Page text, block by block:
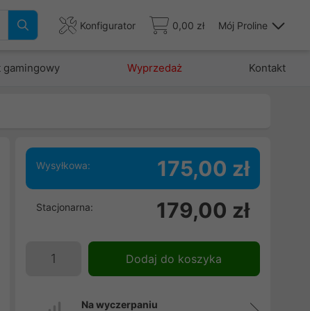
Konfigurator 0,00 zł Mój Proline
gamingowy Wyprzedaż Kontakt
Wysyłkowa: 175,00 zł
Stacjonarna: 179,00 zł
Dodaj do koszyka
Na wyczerpaniu